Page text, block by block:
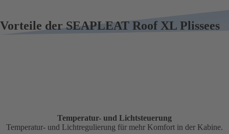
Vorteile der SEAPLEAT Roof XL Plissees
Temperatur- und Lichtsteuerung
Temperatur- und Lichtregulierung für mehr Komfort in der Kabine.